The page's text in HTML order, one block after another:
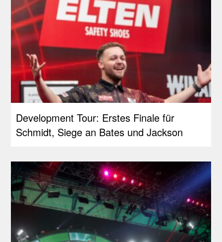
Development Tour: Erstes Finale für
Schmidt, Siege an Bates und Jackson